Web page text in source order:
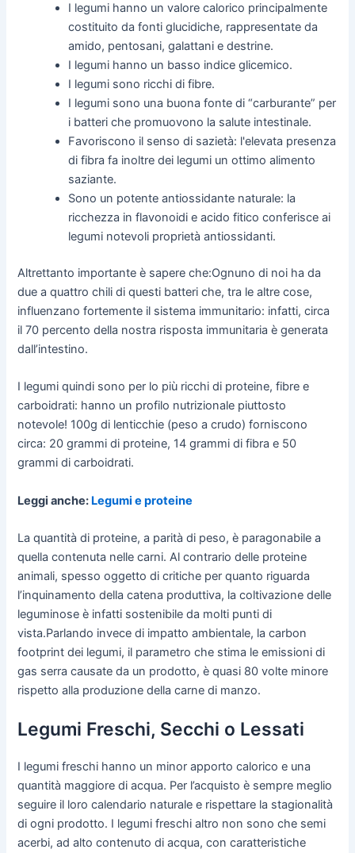
I legumi hanno un valore calorico principalmente
costituito da fonti glucidiche, rappresentate da
amido, pentosani, galattani e destrine.
I legumi hanno un basso indice glicemico.
I legumi sono ricchi di fibre.
I legumi sono una buona fonte di “carburante” per
i batteri che promuovono la salute intestinale.
Favoriscono il senso di sazietà: l'elevata presenza
di fibra fa inoltre dei legumi un ottimo alimento
saziante.
Sono un potente antiossidante naturale: la
ricchezza in flavonoidi e acido fitico conferisce ai
legumi notevoli proprietà antiossidanti.
Altrettanto importante è sapere che:Ognuno di noi ha da
due a quattro chili di questi batteri che, tra le altre cose,
influenzano fortemente il sistema immunitario: infatti, circa
il 70 percento della nostra risposta immunitaria è generata
dall’intestino.
I legumi quindi sono per lo più ricchi di proteine, fibre e
carboidrati: hanno un profilo nutrizionale piuttosto
notevole! 100g di lenticchie (peso a crudo) forniscono
circa: 20 grammi di proteine, 14 grammi di fibra e 50
grammi di carboidrati.
Leggi anche: Legumi e proteine
La quantità di proteine, a parità di peso, è paragonabile a
quella contenuta nelle carni. Al contrario delle proteine
animali, spesso oggetto di critiche per quanto riguarda
l’inquinamento della catena produttiva, la coltivazione delle
leguminose è infatti sostenibile da molti punti di
vista.Parlando invece di impatto ambientale, la carbon
footprint dei legumi, il parametro che stima le emissioni di
gas serra causate da un prodotto, è quasi 80 volte minore
rispetto alla produzione della carne di manzo.
Legumi Freschi, Secchi o Lessati
I legumi freschi hanno un minor apporto calorico e una
quantità maggiore di acqua. Per l’acquisto è sempre meglio
seguire il loro calendario naturale e rispettare la stagionalità
di ogni prodotto. I legumi freschi altro non sono che semi
acerbi, ad alto contenuto di acqua, con caratteristiche